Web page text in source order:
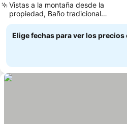
Vistas a la montaña desde la
propiedad, Baño tradicional
goemon-buro
Elige fechas para ver los precios